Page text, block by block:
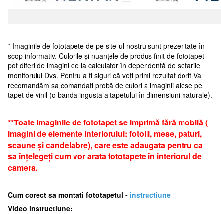
* Imaginile de fototapete de pe site-ul nostru sunt prezentate în
scop informativ. Culorile și nuanțele de produs finit de fototapet
pot diferi de imagini de la calculator în dependentă de setarile
monitorului Dvs. Pentru a fi siguri că veți primi rezultat dorit Va
recomandăm sa comandati probă de culori a imaginii alese pe
tapet de vinil (o banda ingusta a tapetului în dimensiuni naturale).
**Toate imaginile de fototapet se imprimă fără mobilă (
imagini de elemente interiorului: fotolii, mese, paturi,
scaune și candelabre), care este adaugata pentru ca
sa înțelegeți cum vor arata fototapete în interiorul de
camera.
Cum corect sa montati fototapetul - instructiune
Video instructiune: